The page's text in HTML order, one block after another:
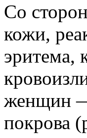
Со
кожи,
эритема,
женщин —
покрова